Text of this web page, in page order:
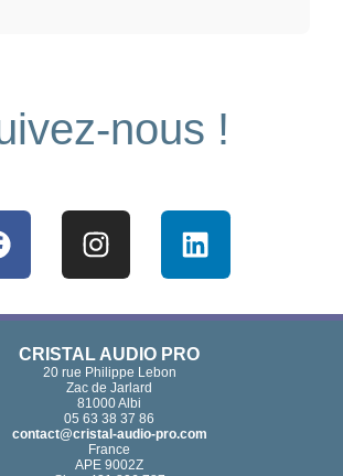
nous !
InstagramLinkedin
CRISTAL AUDIO PRO
20 rue Philippe Lebon
Zac de Jarlard
81000 Albi
05 63 38 37 86
contact@cristal-audio-pro.com
France
APE 9002Z